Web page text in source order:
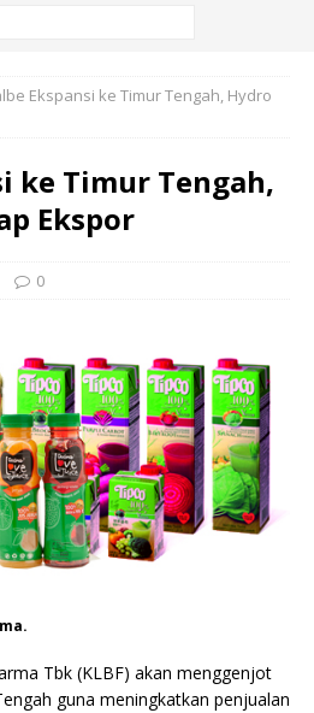
Ekspansi ke Timur Tengah, Hydro
ke Timur Tengah,
Ekspor
0
Tbk (KLBF) akan menggenjot
guna meningkatkan penjualan